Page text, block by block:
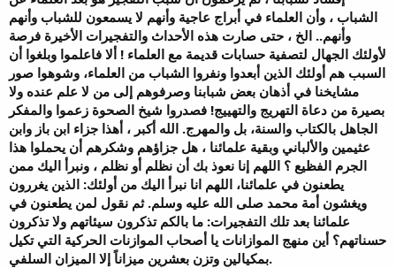
الشباب ، وأن العلماء في أبراج عاجية وأنهم لا يسمعون للشباب وأنهم
وأنهم.. الخ ، حتى صارت هذه الأحداث والتفجيرات الأخيرة فرصة
لأولئك الجهال لتصفية حسابات قديمة مع العلماء ! ألا فاعلموا وبلغوا أن
السبب هم أولئك الذين أبعدوا ونفروا الشباب من العلماء، وشوهوا صور
مشايخنا في أذهان بعض شبابنا وصرفوهم إلى من لا علم عنده ولا
بصيرة من دعاة التهريج والتهييج! فصدروا شيخ الصحوة زعموا والمفكر
الجاهل بالكتاب والسنة، بل والمهرج. الله أكبر ، أهذا جزاء ابن باز وابن
عثيمين والألباني وبقية علمائنا ، هل جزاؤهم وشكرهم أن يحملوا هذا
الجرم الفظيع ؟ اللهم إنا نعوذ بك أن نظلم أو نظلم ، ونبرأ اليك ممن
يطعنون في علمائنا، اللهم انا نبرأ اليك من أولئك: الذين يغررون
ويغشون أمة محمد صلى الله عليه وسلم. ثم نقول لمن يطعنون في
علمائنا بعد تلك التفجيرات: ما بالكم تذكرون سيئاتهم ولا تذكرون
حسناتهم؟ أين منهج الموازانات يا أصحاب الموازنات الحركية التي تكيل
بمكيالين وتزن بعشرين ميزاناً إلا الميزان السلفي.